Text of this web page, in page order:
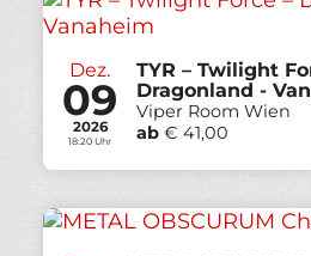
Dez.
09
2026
18:20 Uhr
TYR – Twilight
Dragonland -
Viper Room Wien
ab € 41,00